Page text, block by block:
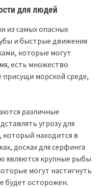
для людей
из самых опасных
и быстрые движения
которые могут
есть множество
морской среде,
различные
угрозу для
находится в
досках для серфинга
являются крупные рыбы
могут настигнуть
будет осторожен.